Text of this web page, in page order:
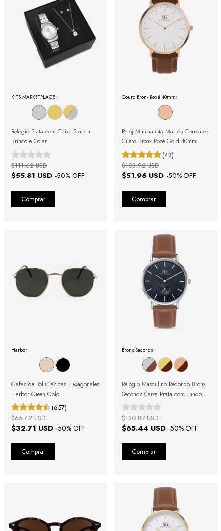
KITS MARKETPLACE:
Relógio Prata com Caixa Prata +
Brinco e Colar
$55.81 USD -50% OFF
$111.62 USD
Couro Bronx Rosé 40mm:
Reloj Minimalista Marrón Correa de
Cuero Bronx Rosé Gold 40mm
(43)
$51.96 USD -50% OFF
$103.92 USD
Harbor:
Gafas de Sol Clásicas Hexagonales
Harbor Green Gold
(657)
$32.71 USD -50% OFF
$65.42 USD
Bronx Seconds:
Relógio Masculino Redondo Bronx
Seconds Caixa Prata com Fundo
Azul e Pulseira de Couro Marrom
$65.44 USD -50% OFF
$130.87 USD